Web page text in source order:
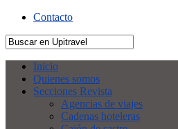
Contacto
Inicio
Quienes somos
Secciones Revista
Agencias de viajes
Cadenas hoteleras